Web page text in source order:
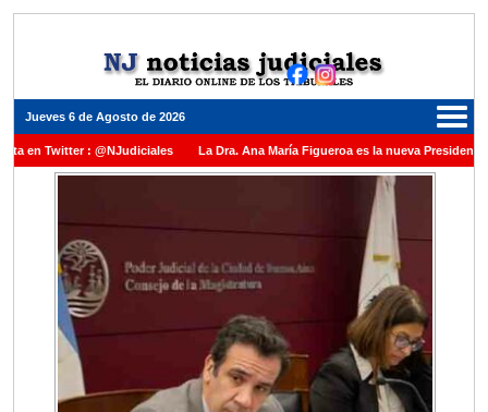
Jueves 6 de Agosto de 2026
: @NJudiciales La Dra. Ana María Figueroa es la nueva Presidente de la
una medalla al Dr. Raul Zaffaroni en reconocimiento por su paso por el Alto
La denuncia por
Rafecas